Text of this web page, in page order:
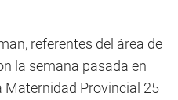
referentes del área de
la semana pasada en
Maternidad Provincial 25